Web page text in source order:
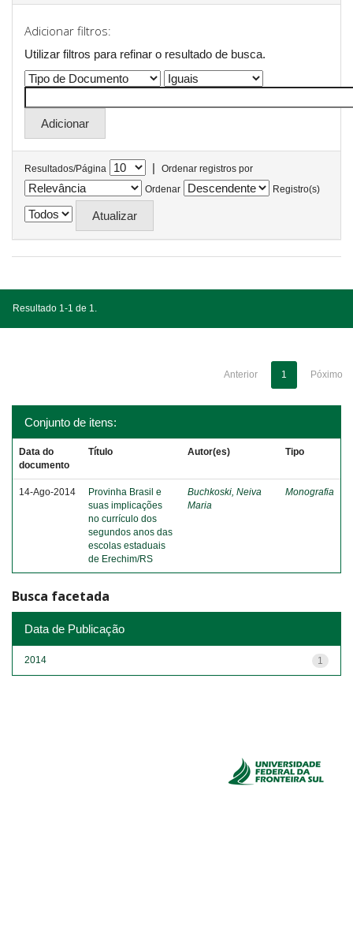
Adicionar filtros:
Utilizar filtros para refinar o resultado de busca.
Resultados/Página |
Ordenar registros por
Ordenar
Registro(s)
Resultado 1-1 de 1.
Anterior 1 Póximo
Conjunto de itens:
Data do
documento
Título Autor(es) Tipo
14-Ago-2014
Provinha Brasil e
suas implicações
no currículo dos
segundos anos das
escolas estaduais
de Erechim/RS
Buchkoski, Neiva
Maria
Monografia
Busca facetada
Data de Publicação
1
2014